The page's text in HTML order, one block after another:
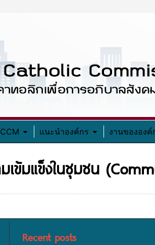
แนะนำองค์กร งานขององค์
เข้มแข็งในชุมชน
Recent posts